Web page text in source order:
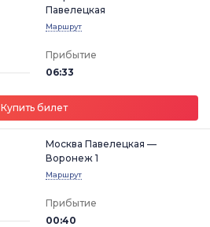
Павелецкая
Маршрут
Прибытие
06:33
Купить билет
Москва Павелецкая —
Воронеж 1
Маршрут
Прибытие
00:40